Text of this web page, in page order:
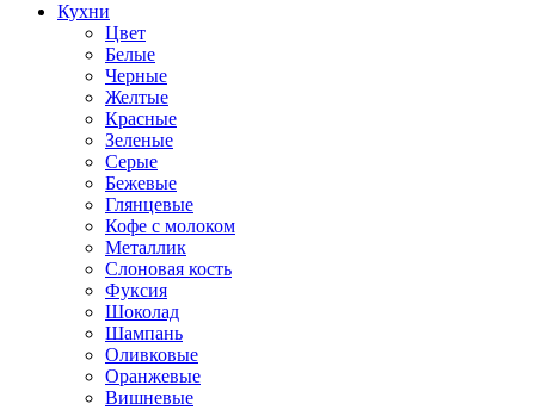
Кухни
Цвет
Белые
Черные
Желтые
Красные
Зеленые
Серые
Бежевые
Глянцевые
Кофе с молоком
Металлик
Слоновая кость
Фуксия
Шоколад
Шампань
Оливковые
Оранжевые
Вишневые